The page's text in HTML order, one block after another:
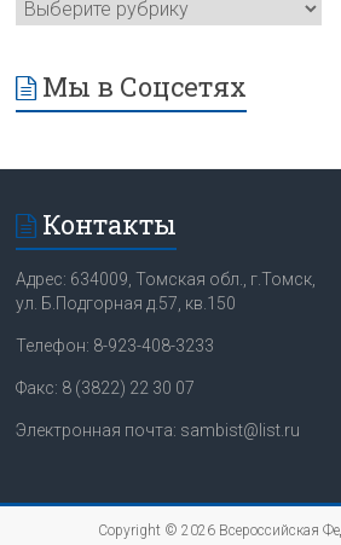
Мы в Соцсетях
Контакты
Адрес: 634009, Томская обл., г.Томск,
ул. Б.Подгорная д.57, кв.150
Телефон: 8-923-408-3233
Факс: 8 (3822) 22 30 07
Электронная почта: sambist@list.ru
Copyright © 2026 Всероссийская